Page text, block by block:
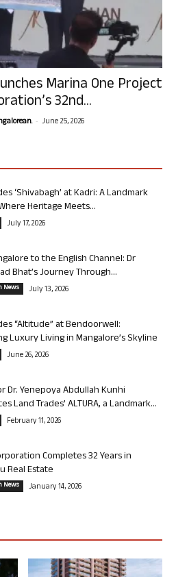
Marina One Project
32nd...
- June 25, 2026
‘Shivabagh’ at Kadri: A Landmark
Heritage Meets...
July 17, 2026
to the English Channel: Dr
Bhat’s Journey Through...
News July 13, 2026
“Altitude” at Bendoorwell:
Luxury Living in Mangalore’s Skyline
June 26, 2026
Dr. Yenepoya Abdullah Kunhi
Land Trades’ ALTURA, a Landmark...
February 11, 2026
Completes 32 Years in
Real Estate
News January 14, 2026